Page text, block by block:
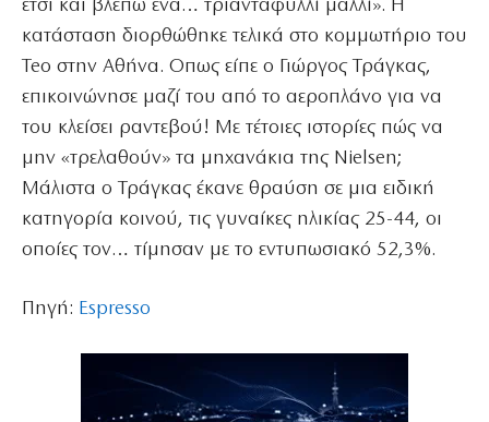
έτσι και βλέπω ένα… τριανταφυλλί μαλλί». Η
κατάσταση διορθώθηκε τελικά στο κομμωτήριο του
Teo στην Αθήνα. Οπως είπε ο Γιώργος Τράγκας,
επικοινώνησε μαζί του από το αεροπλάνο για να
του κλείσει ραντεβού! Με τέτοιες ιστορίες πώς να
μην «τρελαθούν» τα μηχανάκια της Nielsen;
Μάλιστα ο Τράγκας έκανε θραύση σε μια ειδική
κατηγορία κοινού, τις γυναίκες ηλικίας 25-44, οι
οποίες τον… τίμησαν με το εντυπωσιακό 52,3%.
Πηγή: Espresso